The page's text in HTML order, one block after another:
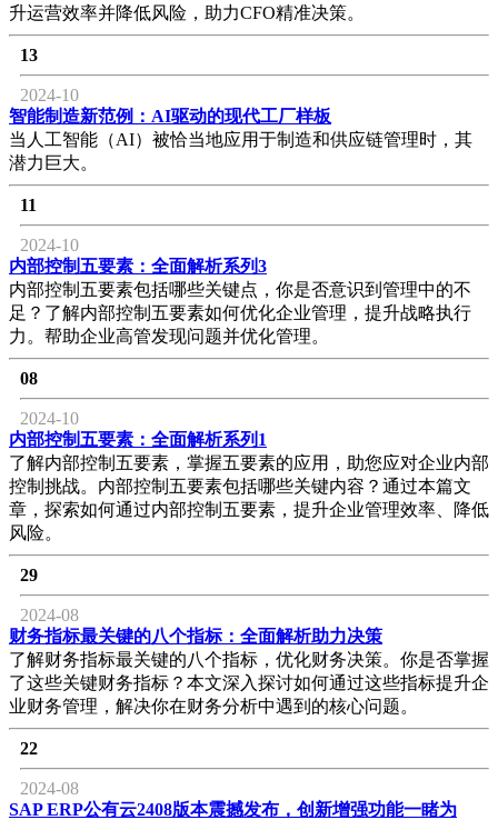
升运营效率并降低风险，助力CFO精准决策。
13
2024-10
智能制造新范例：AI驱动的现代工厂样板
当人工智能（AI）被恰当地应用于制造和供应链管理时，其
潜力巨大。
11
2024-10
内部控制五要素：全面解析系列3
内部控制五要素包括哪些关键点，你是否意识到管理中的不
足？了解内部控制五要素如何优化企业管理，提升战略执行
力。帮助企业高管发现问题并优化管理。
08
2024-10
内部控制五要素：全面解析系列1
了解内部控制五要素，掌握五要素的应用，助您应对企业内部
控制挑战。内部控制五要素包括哪些关键内容？通过本篇文
章，探索如何通过内部控制五要素，提升企业管理效率、降低
风险。
29
2024-08
财务指标最关键的八个指标：全面解析助力决策
了解财务指标最关键的八个指标，优化财务决策。你是否掌握
了这些关键财务指标？本文深入探讨如何通过这些指标提升企
业财务管理，解决你在财务分析中遇到的核心问题。
22
2024-08
SAP ERP公有云2408版本震撼发布，创新增强功能一睹为